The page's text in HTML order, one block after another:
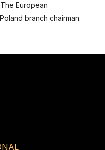
European
branch chairman.